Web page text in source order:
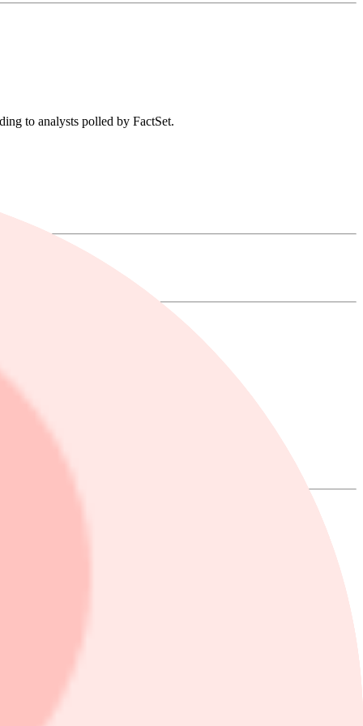
to analysts polled by FactSet.
to analysts polled by FactSet.